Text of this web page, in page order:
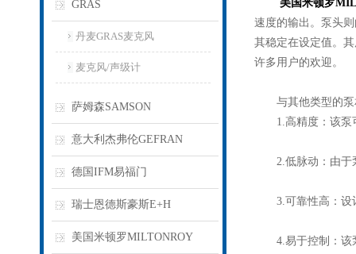
GRAS
丹麦GRAS麦克风
麦克风/声级计
萨姆森SAMSON
意大利杰弗伦GEFRAN
德国IFM易福门
瑞士恩德斯豪斯E+H
美国米顿罗MILTONROY
美国米顿罗
速度的输出。泵头
其稳定在设定值。
许多用户的欢迎。
与其他类型的泵
1.高精度：该泵可
2.低脉动：由于泵
3.可靠性高：设计
4.易于控制：该泵